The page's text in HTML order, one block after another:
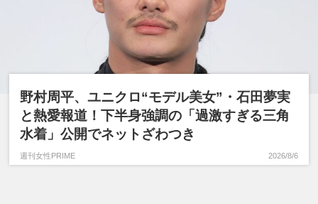
野村周平、ユニクロ“モデル美女”・石田夢実
と熱愛報道！下半身強調の「過激すぎる三角
水着」公開でネットざわつき
週刊女性PRIME 2026/8/6